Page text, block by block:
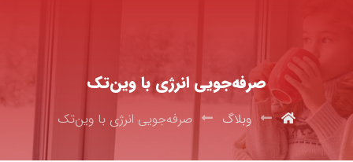
صرفه‌جویی انرژی با وین‌تک
وبلاگ صرفه‌جویی انرژی با وین‌تک